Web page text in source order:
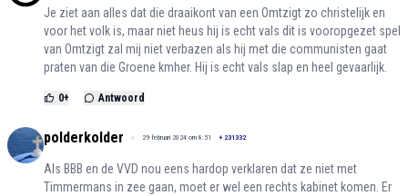
Je ziet aan alles dat die draaikont van een Omtzigt zo christelijk en
voor het volk is, maar niet heus hij is echt vals dit is vooropgezet spel
van Omtzigt zal mij niet verbazen als hij met die communisten gaat
praten van die Groene kmher. Hij is echt vals slap en heel gevaarlijk.
0+ Antwoord
polderkolder 29 februari 2024 om 8:51 + 231332
Als BBB en de VVD nou eens hardop verklaren dat ze niet met
Timmermans in zee gaan, moet er wel een rechts kabinet komen. Er